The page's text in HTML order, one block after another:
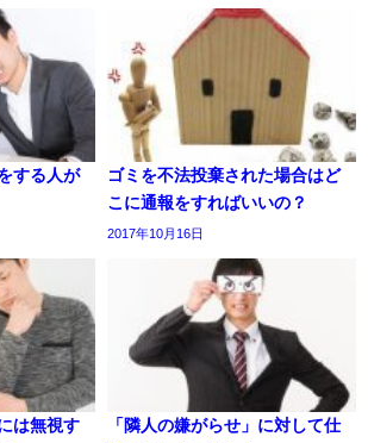
する人が
ゴミを不法投棄された場合はど
こに通報をすればいいの？
2017年10月16日
は無視す
「隣人の嫌がらせ」に対して仕